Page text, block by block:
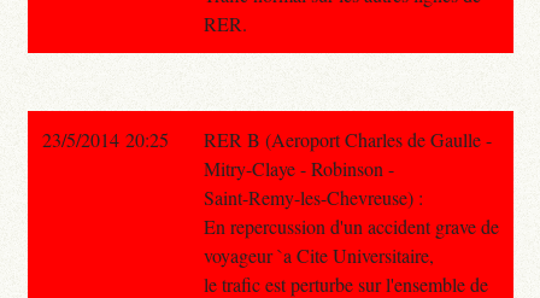
RER.
23/5/2014 20:25
RER B (Aeroport Charles de Gaulle -
Mitry-Claye - Robinson -
Saint-Remy-les-Chevreuse) :
En repercussion d'un accident grave de
voyageur `a Cite Universitaire,
le trafic est perturbe sur l'ensemble de